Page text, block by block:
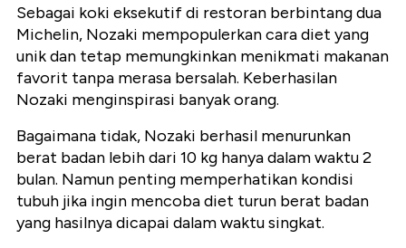
Sebagai koki eksekutif di restoran berbintang dua
Michelin, Nozaki mempopulerkan cara diet yang
unik dan tetap memungkinkan menikmati makanan
favorit tanpa merasa bersalah. Keberhasilan
Nozaki menginspirasi banyak orang.
Bagaimana tidak, Nozaki berhasil menurunkan
berat badan lebih dari 10 kg hanya dalam waktu 2
bulan. Namun penting memperhatikan kondisi
tubuh jika ingin mencoba diet turun berat badan
yang hasilnya dicapai dalam waktu singkat.